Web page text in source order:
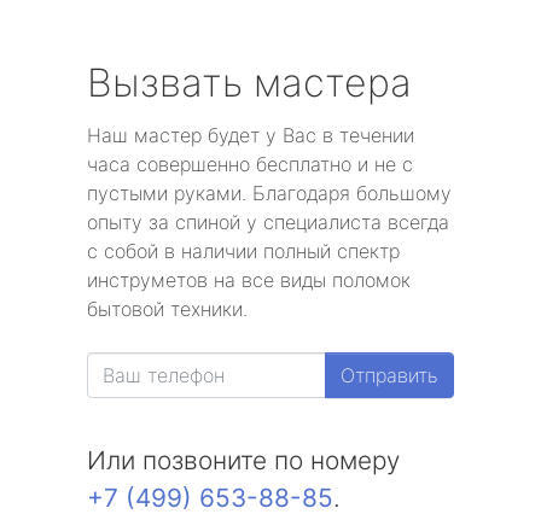
Вызвать мастера
Наш мастер будет у Вас в течении
часа совершенно бесплатно и не с
пустыми руками. Благодаря большому
опыту за спиной у специалиста всегда
с собой в наличии полный спектр
инструметов на все виды поломок
бытовой техники.
Отправить
Или позвоните по номеру
+7 (499) 653-88-85.